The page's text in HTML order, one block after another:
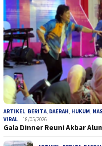
ARTIKEL, BERITA, DAERAH, HUKUM,
VIRAL
18/05/2026
Gala Dinner Reuni Akbar